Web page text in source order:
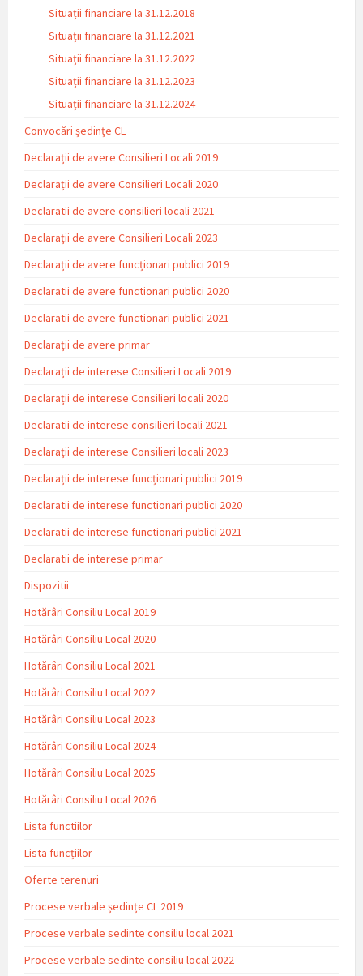
Situații financiare la 31.12.2018
Situaţii financiare la 31.12.2021
Situaţii financiare la 31.12.2022
Situații financiare la 31.12.2023
Situaţii financiare la 31.12.2024
Convocări ședințe CL
Declarații de avere Consilieri Locali 2019
Declarații de avere Consilieri Locali 2020
Declaratii de avere consilieri locali 2021
Declarații de avere Consilieri Locali 2023
Declarații de avere funcționari publici 2019
Declaratii de avere functionari publici 2020
Declaratii de avere functionari publici 2021
Declarații de avere primar
Declarații de interese Consilieri Locali 2019
Declarații de interese Consilieri locali 2020
Declaratii de interese consilieri locali 2021
Declarații de interese Consilieri locali 2023
Declarații de interese funcționari publici 2019
Declaratii de interese functionari publici 2020
Declaratii de interese functionari publici 2021
Declaratii de interese primar
Dispozitii
Hotărâri Consiliu Local 2019
Hotărâri Consiliu Local 2020
Hotărâri Consiliu Local 2021
Hotărâri Consiliu Local 2022
Hotărâri Consiliu Local 2023
Hotărâri Consiliu Local 2024
Hotărâri Consiliu Local 2025
Hotărâri Consiliu Local 2026
Lista functiilor
Lista funcțiilor
Oferte terenuri
Procese verbale ședințe CL 2019
Procese verbale sedinte consiliu local 2021
Procese verbale sedinte consiliu local 2022